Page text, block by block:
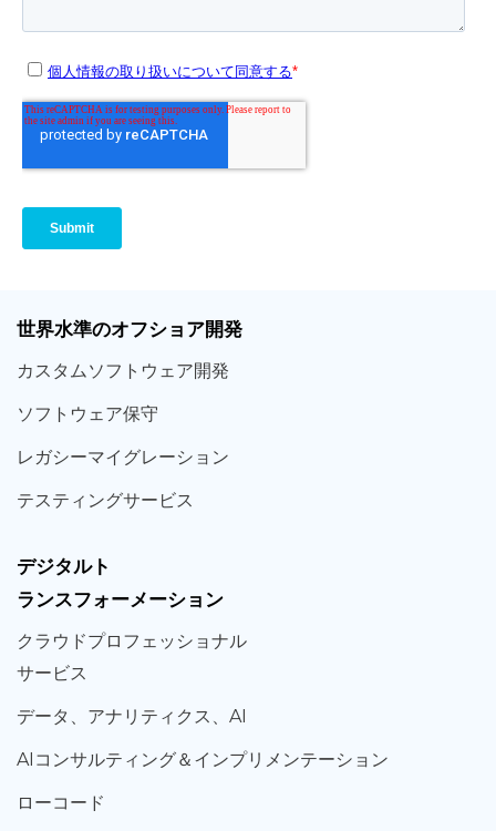
世界水準のオフショア開発
カスタムソフトウェア開発
ソフト ウェア保守
レガシーマイグレーション
テスティングサービス
デジタルト
ランスフォーメーション
クラウドプロフェッショナル
サービス
データ、 アナリティクス、 AI
AIコンサルティング＆ インプリメンテーション
ローコード